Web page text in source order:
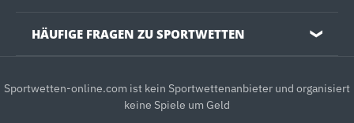
HÄUFIGE FRAGEN ZU SPORTWETTEN ❯
Sportwetten-online.com ist kein Sportwettenanbieter und organisiert
keine Spiele um Geld